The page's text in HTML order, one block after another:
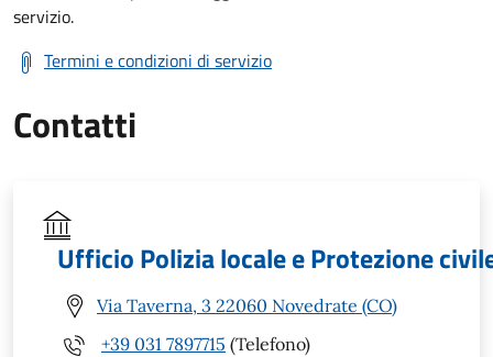
servizio.
Termini e condizioni di servizio
Contatti
Ufficio Polizia locale e Protezione
Via Taverna, 3 22060 Novedrate (CO)
+39 031 7897715 (Telefono)